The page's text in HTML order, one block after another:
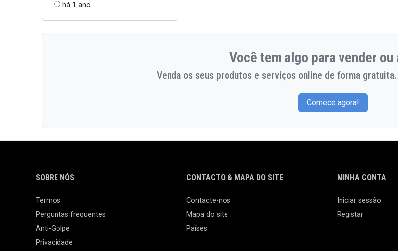
há 1 ano
Você tem algo para vender ou
Venda os seus produtos e serviços online de forma
Comece agora!
SOBRE NÓS
Termos
Perguntas frequentes
Anti-Golpe
Privacidade
CONTACTO & MAPA DO SITE
Contacte-nos
Mapa do site
Países
MINHA CONTA
Iniciar sessão
Registar